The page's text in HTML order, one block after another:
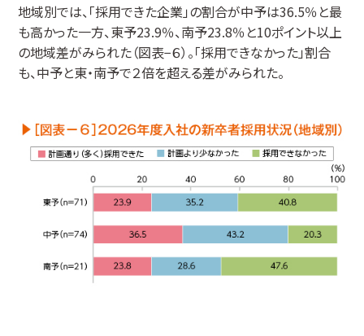
地域別では、「採用できた企業」の割合が中予は36.5％と最
も高かった一方、東予23.9％、南予23.8％と10ポイント以上
の地域差がみられた（図表−６）。「採用できなかった」割合
も、中予と東・南予で２倍を超える差がみられた。